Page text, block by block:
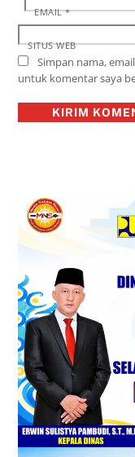
EMAIL*
SITUS WEB
Simpan nama,
untuk komentar saya